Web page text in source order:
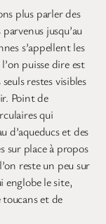
plus parler des
jusqu’au
s’appellent les
puisse dire est
restes visibles
Point de
qui
d’aqueducs et des
sur place à propos
reste un peu sur
le site,
et de